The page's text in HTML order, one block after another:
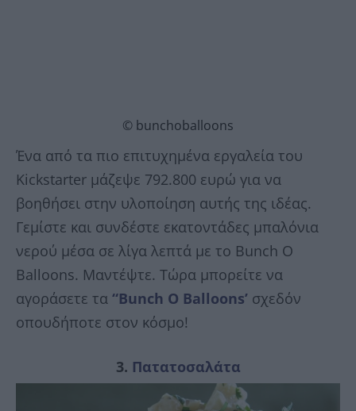
© bunchoballoons
Ένα από τα πιο επιτυχημένα εργαλεία του
Kickstarter μάζεψε 792.800 ευρώ για να
βοηθήσει στην υλοποίηση αυτής της ιδέας.
Γεμίστε και συνδέστε εκατοντάδες μπαλόνια
νερού μέσα σε λίγα λεπτά με το Bunch O
Balloons. Μαντέψτε. Τώρα μπορείτε να
αγοράσετε τα “Bunch O Balloons’ σχεδόν
οπουδήποτε στον κόσμο!
3. Πατατοσαλάτα